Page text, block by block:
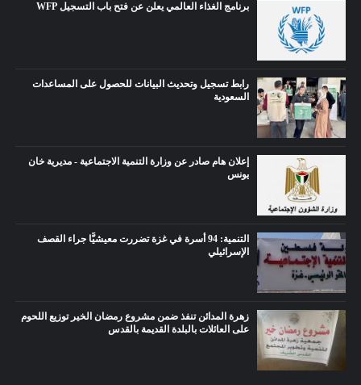
برنامج الغذاء العالمي يعلن عن فتح باب التسجيل WFP
رابط تسجيل وتحديث البيانات للحصول على المساعدات
السعودية
إعلان هام صادر عن وزارة التنمية الاجتماعية - مديرية خان
يونس
التنمية: 94 أسرة في غزة تضررت معيشيًّا جراء القصف
الإسرائيلي
زهرة المدائن تنفذ ضمن مشروع رمضان الخير توزيع اللحوم
على العائلات بالبلدة القديمة بالقدس